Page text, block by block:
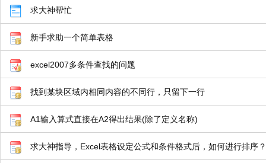
求大神帮忙
新手求助一个简单表格
excel2007多条件查找的问题
找到某块区域内相同内容的不同行，只留下一行
A1输入算式直接在A2得出结果(除了定义名称)
求大神指导，Excel表格设定公式和条件格式后，如何进行排序？